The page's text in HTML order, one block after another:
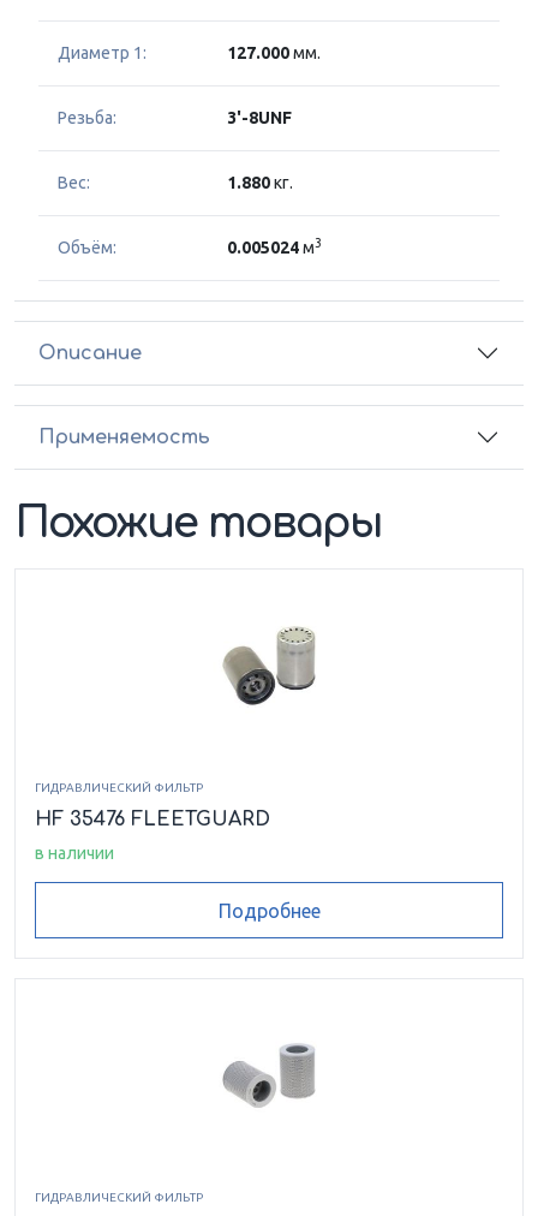
Диаметр 1: 127.000мм.
Резьба: 3'-8UNF
Вес: 1.880кг.
Объём: 0.005024м3
Описание
Применяемость
Похожие товары
ГИДРАВЛИЧЕСКИЙ ФИЛЬТР
HF 35476 FLEETGUARD
в наличии
Подробнее
ГИДРАВЛИЧЕСКИЙ ФИЛЬТР